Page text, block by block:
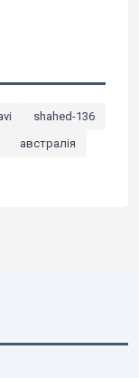
shahed-136
австралія